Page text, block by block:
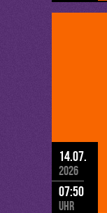
14.07.
2026
07:50
Uhr